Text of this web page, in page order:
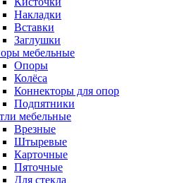
Накладки
Вставки
Заглушки
мебельные
Опоры
Колёса
Коннекторы для опор
Подпятники
мебельные
Врезные
Штыревые
Карточные
Пяточные
Для стекла